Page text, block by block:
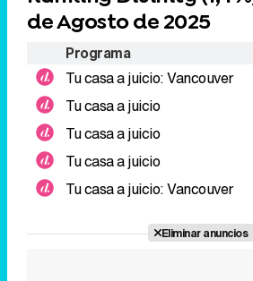
de Agosto de 2025
Programa
Tu casa a juicio: Vancouver
Tu casa a juicio
Tu casa a juicio
Tu casa a juicio
Tu casa a juicio: Vancouver
Eliminar anuncios